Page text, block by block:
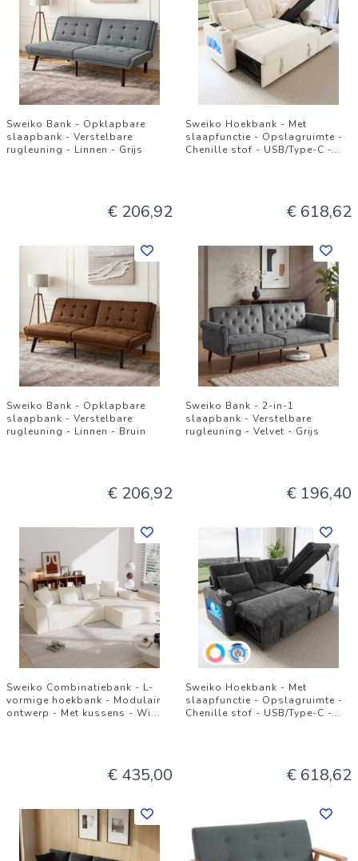
Sweiko Bank - Opklapbare
slaapbank - Verstelbare
rugleuning - Linnen - Grijs
€ 206,92
Sweiko Hoekbank - Met
slaapfunctie - Opslagruimte -
Chenille stof - USB/Type-C -...
€ 618,62
Sweiko Bank - Opklapbare
slaapbank - Verstelbare
rugleuning - Linnen - Bruin
€ 206,92
Sweiko Bank - 2-in-1
slaapbank - Verstelbare
rugleuning - Velvet - Grijs
€ 196,40
Sweiko Combinatiebank - L-
vormige hoekbank - Modulair
ontwerp - Met kussens - Wi...
€ 435,00
Sweiko Hoekbank - Met
slaapfunctie - Opslagruimte -
Chenille stof - USB/Type-C -...
€ 618,62